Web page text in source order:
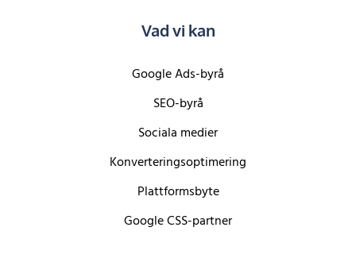
Vad vi kan
Google Ads-byrå
SEO-byrå
Sociala medier
Konverteringsoptimering
Plattformsbyte
Google CSS-partner